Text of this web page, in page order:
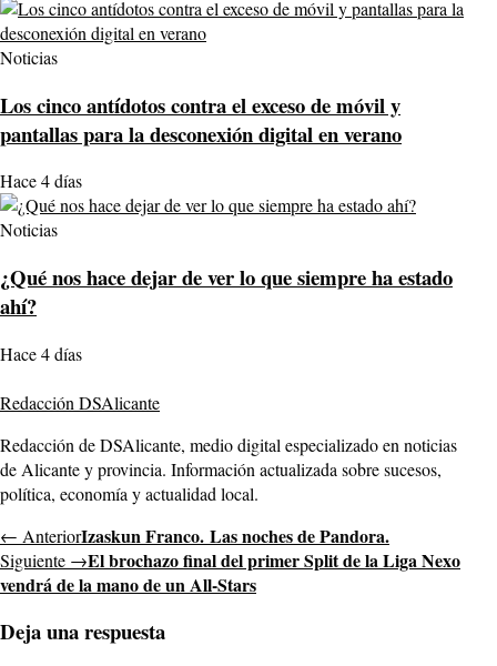
Noticias
Los cinco antídotos contra el exceso de móvil y
pantallas para la desconexión digital en verano
Hace 4 días
Noticias
¿Qué nos hace dejar de ver lo que siempre ha estado
ahí?
Hace 4 días
Redacción DSAlicante
Redacción de DSAlicante, medio digital especializado en noticias
de Alicante y provincia. Información actualizada sobre sucesos,
política, economía y actualidad local.
← AnteriorIzaskun Franco. Las noches de Pandora.
Siguiente →El brochazo final del primer Split de la Liga Nexo
vendrá de la mano de un All-Stars
Deja una respuesta